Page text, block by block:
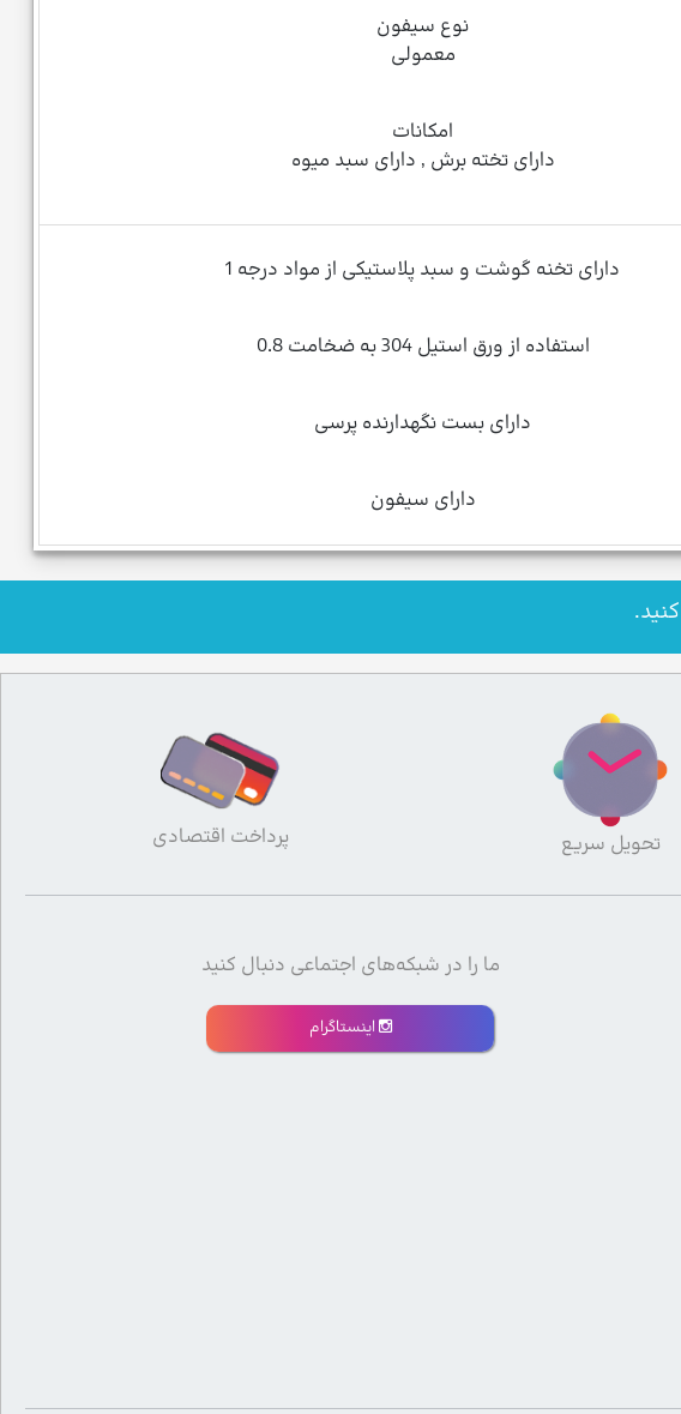
نوع سیفون
معمولی
امکانات
دارای تخته برش , دارای سبد میوه
دارای تخنه گوشت و سبد پلاستیکی از مواد درجه 1
استفاده از ورق استیل 304 به ضخامت 0.8
دارای بست نگهدارنده پرسی
دارای سیفون
تحویل سریع پرداخت اقتصادی
ما را در شبکه‌های اجتماعی دنبال کنید
اینستاگرام